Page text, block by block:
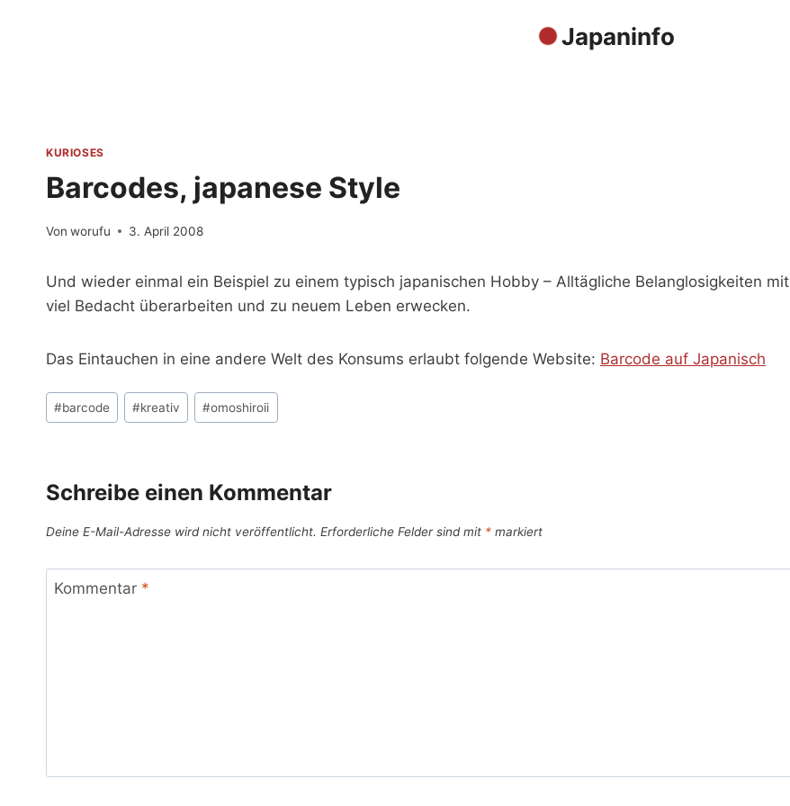
Japaninfo
KURIOSES
Barcodes, japanese Style
Von worufu 3. April 2008
Und wieder einmal ein Beispiel zu einem typisch japanischen Hobby – Alltägliche Belanglosigkeiten mit
viel Bedacht überarbeiten und zu neuem Leben erwecken.
Das Eintauchen in eine andere Welt des Konsums erlaubt folgende Website: Barcode auf Japanisch
Schlagworte:
#barcode #kreativ #omoshiroii
Schreibe einen Kommentar
Deine E-Mail-Adresse wird nicht veröffentlicht. Erforderliche Felder sind mit * markiert
Kommentar *